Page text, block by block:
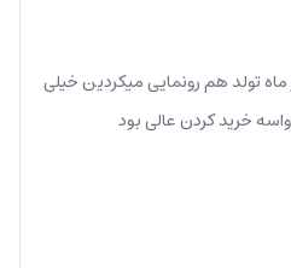
تولد هم رونمایی میکردین خیلی
خرید کردن عالی بود